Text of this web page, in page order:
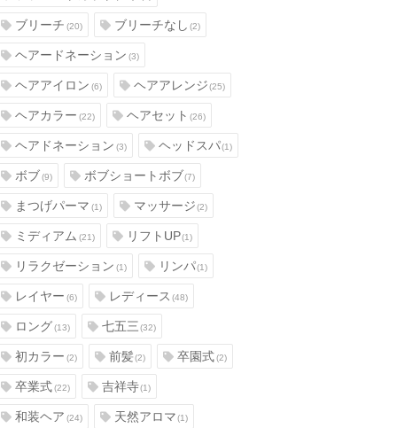
ブリーチ(20) ブリーチなし(2)
ヘアードネーション(3)
ヘアアイロン(6) ヘアアレンジ(25)
ヘアカラー(22) ヘアセット(26)
ヘアドネーション(3) ヘッドスパ(1)
ボブ(9) ボブショートボブ(7)
まつげパーマ(1) マッサージ(2)
ミディアム(21) リフトUP(1)
リラクゼーション(1) リンパ(1)
レイヤー(6) レディース(48)
ロング(13) 七五三(32)
初カラー(2) 前髪(2) 卒園式(2)
卒業式(22) 吉祥寺(1)
和装ヘア(24) 天然アロマ(1)